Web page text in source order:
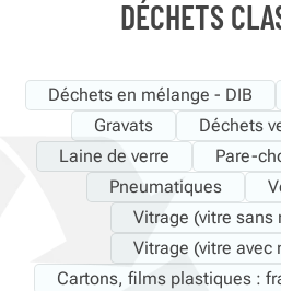
DÉCHETS
Déchets en mélange - DIB
Gravats
Déchets
Laine de verre
Pare-
Pneumatiques
Vitrage (vitre sans
Vitrage (vitre avec
Cartons, films plastiques :